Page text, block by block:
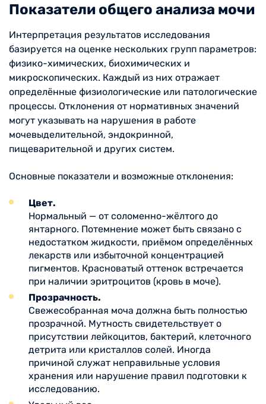
Показатели общего анализа мочи
Интерпретация результатов исследования
базируется на оценке нескольких групп параметров:
физико-химических, биохимических и
микроскопических. Каждый из них отражает
определённые физиологические или патологические
процессы. Отклонения от нормативных значений
могут указывать на нарушения в работе
мочевыделительной, эндокринной,
пищеварительной и других систем.
Основные показатели и возможные отклонения:
Цвет.
Нормальный — от соломенно-жёлтого до
янтарного. Потемнение может быть связано с
недостатком жидкости, приёмом определённых
лекарств или избыточной концентрацией
пигментов. Красноватый оттенок встречается
при наличии эритроцитов (кровь в моче).
Прозрачность.
Свежесобранная моча должна быть полностью
прозрачной. Мутность свидетельствует о
присутствии лейкоцитов, бактерий, клеточного
детрита или кристаллов солей. Иногда
причиной служат неправильные условия
хранения или нарушение правил подготовки к
исследованию.